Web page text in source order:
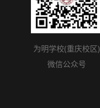
为明学校(重庆校区)
微信公众号